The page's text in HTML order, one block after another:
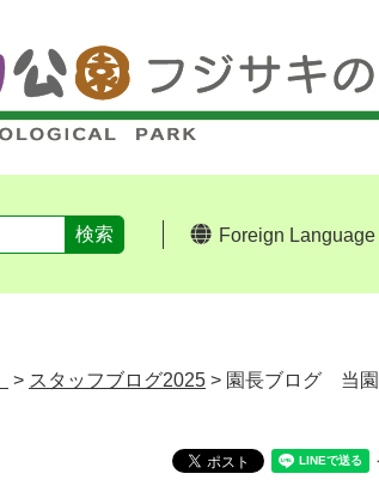
Foreign Language
> スタッフブログ2025 > 園長ブログ 当園